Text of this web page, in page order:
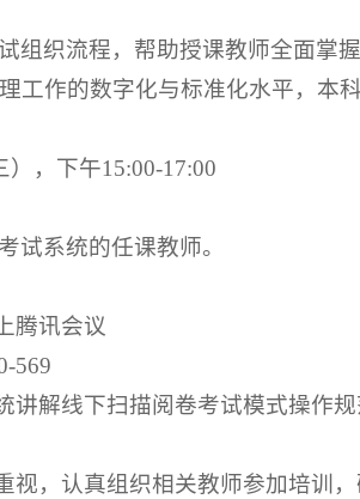
组织流程，帮助授课教师全面掌
工作的数字化与标准化水平，本
），下午15:00-17:00
试系统的任课教师。
腾讯会议
569
讲解线下扫描阅卷考试模式操作规
视，认真组织相关教师参加培训